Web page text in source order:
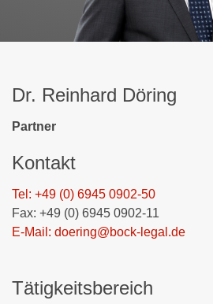
Dr. Reinhard Döring
Partner
Kontakt
Tel: +49 (0) 6945 0902-50
Fax: +49 (0) 6945 0902-11
E-Mail: doering@bock-legal.de
Tätigkeitsbereich